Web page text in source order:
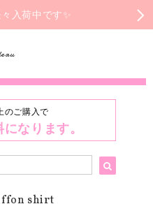
入荷中です✨
のご購入で
なります。
shirt